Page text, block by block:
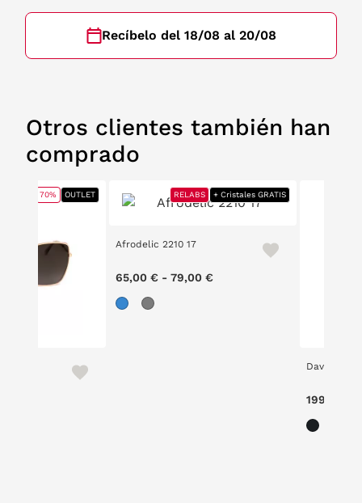
Recíbelo del 18/08 al 20/08
Otros clientes también han
comprado
70% OUTLET
Afrodelic 2210 17
65,00 €
RELABS + Cristales GRATIS
- 79,00 €
RELABS + Cristales GRATIS
David
199,00 €